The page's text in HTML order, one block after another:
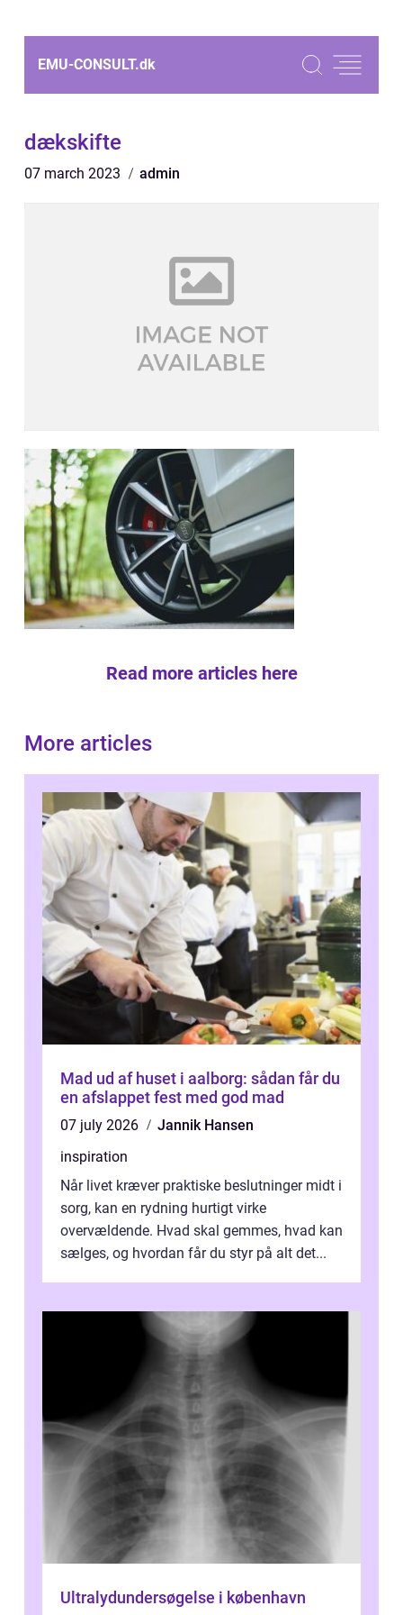
EMU-CONSULT.dk
dækskifte
07 march 2023 admin
Read more articles here
More articles
Mad ud af huset i aalborg: sådan får du
en afslappet fest med god mad
07 july 2026
Jannik Hansen
inspiration
Når livet kræver praktiske beslutninger midt i
sorg, kan en rydning hurtigt virke
overvældende. Hvad skal gemmes, hvad kan
sælges, og hvordan får du styr på alt det...
Ultralydundersøgelse i københavn